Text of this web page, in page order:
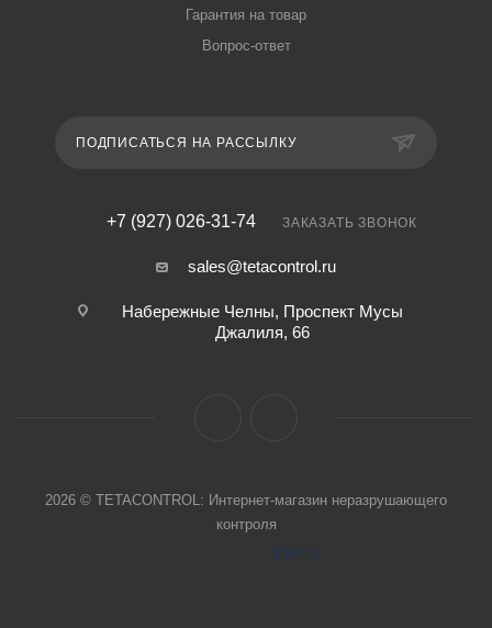
Гарантия на товар
Вопрос-ответ
ПОДПИСАТЬСЯ НА РАССЫЛКУ
+7 (927) 026-31-74 ЗАКАЗАТЬ ЗВОНОК
sales@tetacontrol.ru
Набережные Челны, Проспект Мусы
Джалиля, 66
2026 © TETACONTROL: Интернет-магазин неразрушающего
контроля
Elec.ru